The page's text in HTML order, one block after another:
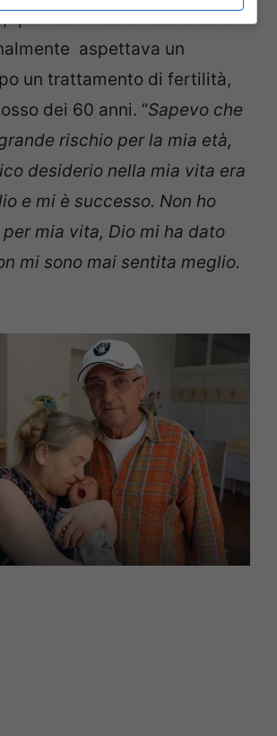
quando i medici le avevano
aspettava un
un trattamento di fertilità,
dei 60 anni. “Sapevo che
rischio per la mia età,
desiderio nella mia vita era
e mi è successo. Non ho
mia vita, Dio mi ha dato
mi sono mai sentita meglio.